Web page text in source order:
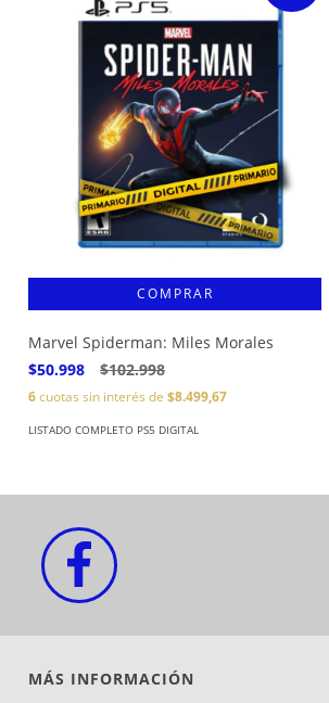
Marvel Spiderman: Miles Morales
$50.998
$102.998
6cuotas sin interés de $8.499,67
LISTADO COMPLETO PS5 DIGITAL
MÁS INFORMACIÓN